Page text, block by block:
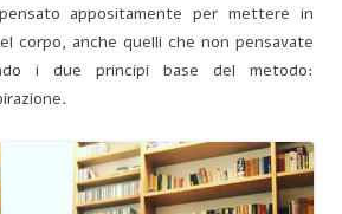
appositamente per mettere in
corpo, anche quelli che non pensavate
i due principi base del metodo: